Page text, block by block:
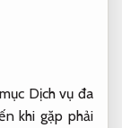
Dịch vụ đa
khi gặp phải